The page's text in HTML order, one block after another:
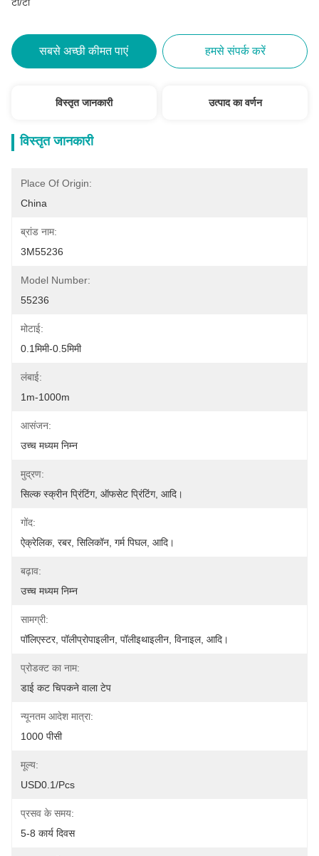
सबसे अच्छी कीमत पाएं हमसे संपर्क करें
विस्तृत जानकारी उत्पाद का वर्णन
विस्तृत जानकारी
Place Of Origin:
China
ब्रांड नाम:
3M55236
Model Number:
55236
मोटाई:
0.1मिमी-0.5मिमी
लंबाई:
1m-1000m
आसंजन:
उच्च मध्यम निम्न
मुद्रण:
सिल्क स्क्रीन प्रिंटिंग, ऑफसेट प्रिंटिंग, आदि।
गोंद:
ऐक्रेलिक, रबर, सिलिकॉन, गर्म पिघल, आदि।
बढ़ाव:
उच्च मध्यम निम्न
सामग्री:
पॉलिएस्टर, पॉलीप्रोपाइलीन, पॉलीइथाइलीन, विनाइल, आदि।
प्रोडक्ट का नाम:
डाई कट चिपकने वाला टेप
न्यूनतम आदेश मात्रा:
1000 पीसी
मूल्य:
USD0.1/pcs
प्रसव के समय:
5-8 कार्य दिवस